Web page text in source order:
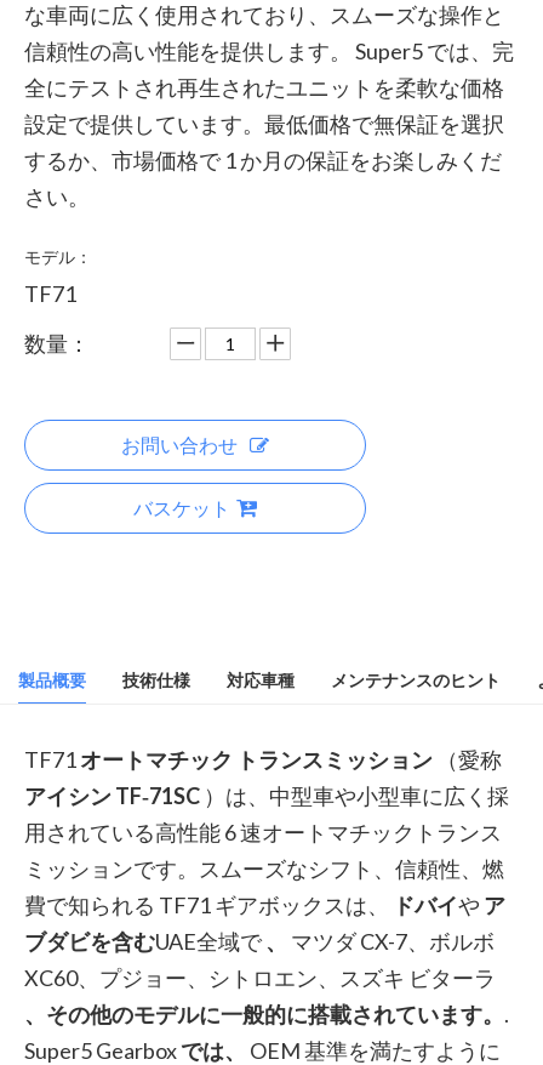
な車両に広く使用されており、スムーズな操作と
信頼性の高い性能を提供します。 Super5 では、完
全にテストされ再生されたユニットを柔軟な価格
設定で提供しています。最低価格で無保証を選択
するか、市場価格で 1 か月の保証をお楽しみくだ
さい。
モデル：
TF71
数量：
お問い合わせ
バスケット
製品概要 技術仕様 対応車種 メンテナンスのヒント
TF71オートマチック トランスミッション （愛称
アイシン TF‑71SC ）は、中型車や小型車に広く採
用されている高性能 6 速オートマチックトランス
ミッションです。スムーズなシフト、信頼性、燃
費で知られる TF71 ギアボックスは、
ドバイや ア
ブダビを含むUAE全域で、
マツダ CX-7、ボルボ
XC60、プジョー、シトロエン、スズキ ビターラ
、その他のモデルに一般的に搭載されています。 .
Super5 Gearboxでは、 OEM 基準を満たすように